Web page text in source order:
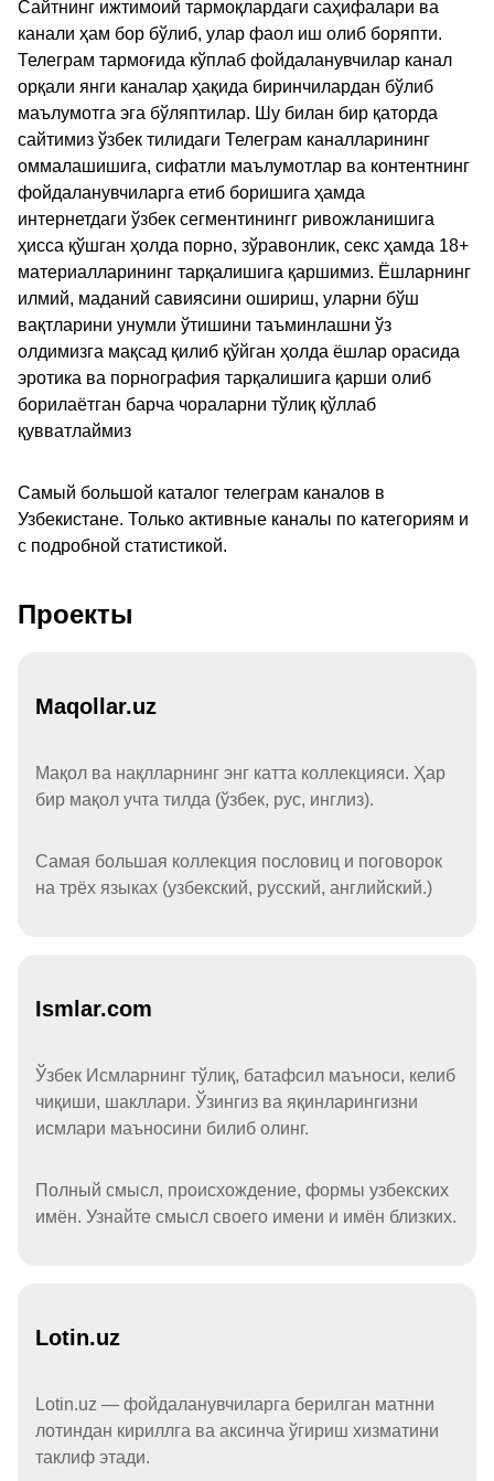
Сайтнинг ижтимоий тармоқлардаги саҳифалари ва
канали ҳам бор бўлиб, улар фаол иш олиб боряпти.
Телеграм тармоғида кўплаб фойдаланувчилар канал
орқали янги каналар ҳақида биринчилардан бўлиб
маълумотга эга бўляптилар. Шу билан бир қаторда
сайтимиз ўзбек тилидаги Телеграм каналларининг
оммалашишига, сифатли маълумотлар ва контентнинг
фойдаланувчиларга етиб боришига ҳамда
интернетдаги ўзбек сегментинингг ривожланишига
ҳисса қўшган ҳолда порно, зўравонлик, секс ҳамда 18+
материалларининг тарқалишига қаршимиз. Ёшларнинг
илмий, маданий савиясини ошириш, уларни бўш
вақтларини унумли ўтишини таъминлашни ўз
олдимизга мақсад қилиб қўйган ҳолда ёшлар орасида
эротика ва порнография тарқалишига қарши олиб
борилаётган барча чораларни тўлиқ қўллаб
қувватлаймиз
Самый большой каталог телеграм каналов в
Узбекистане. Только активные каналы по категориям и
с подробной статистикой.
Проекты
Maqollar.uz
Мақол ва нақлларнинг энг катта коллекцияси. Ҳар
бир мақол учта тилда (ўзбек, рус, инглиз).
Самая большая коллекция пословиц и поговорок
на трёх языках (узбекский, русский, английский.)
Ismlar.com
Ўзбек Исмларнинг тўлиқ, батафсил маъноси, келиб
чиқиши, шакллари. Ўзингиз ва яқинларингизни
исмлари маъносини билиб олинг.
Полный смысл, происхождение, формы узбекских
имён. Узнайте смысл своего имени и имён близких.
Lotin.uz
Lotin.uz — фойдаланувчиларга берилган матнни
лотиндан кириллга ва аксинча ўгириш хизматини
таклиф этади.